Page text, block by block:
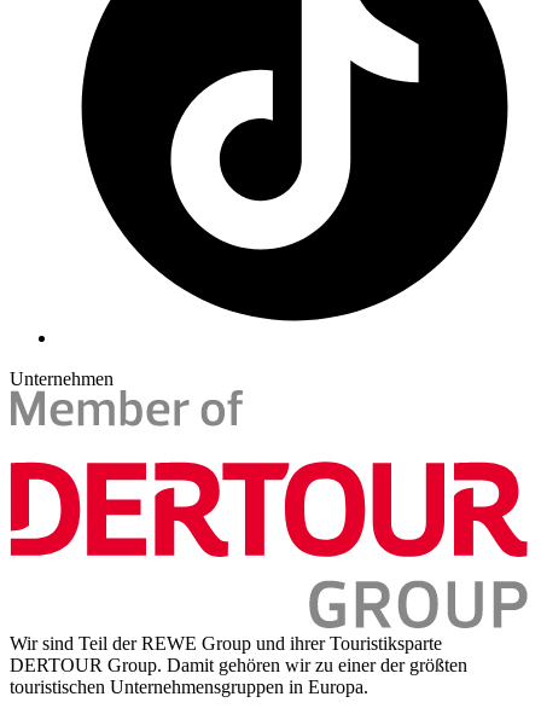
Unternehmen
Wir sind Teil der REWE Group und ihrer Touristiksparte
DERTOUR Group. Damit gehören wir zu einer der größten
touristischen Unternehmensgruppen in Europa.